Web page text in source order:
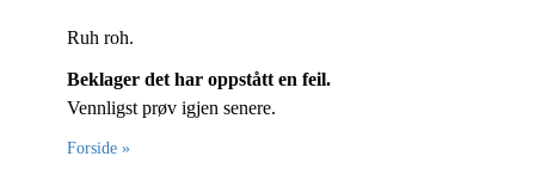
Ruh roh.
Beklager det har oppstått en feil.
Vennligst prøv igjen senere.
Forside »